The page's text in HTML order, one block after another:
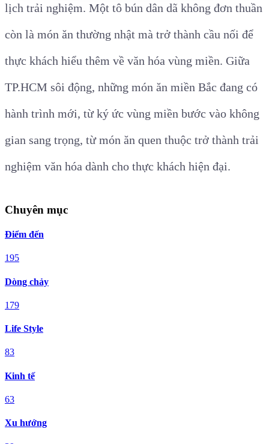
lịch trải nghiệm. Một tô bún dân dã không đơn thuần
còn là món ăn thường nhật mà trở thành cầu nối để
thực khách hiểu thêm về văn hóa vùng miền. Giữa
TP.HCM sôi động, những món ăn miền Bắc đang có
hành trình mới, từ ký ức vùng miền bước vào không
gian sang trọng, từ món ăn quen thuộc trở thành trải
nghiệm văn hóa dành cho thực khách hiện đại.
Chuyên mục
Điểm đến
195
Dòng chảy
179
Life Style
83
Kinh tế
63
Xu hướng